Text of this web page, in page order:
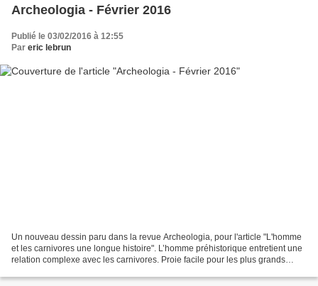
Archeologia - Février 2016
Publié le 03/02/2016 à 12:55
Par eric lebrun
Un nouveau dessin paru dans la revue Archeologia, pour l'article "L'homme
et les carnivores une longue histoire". L’homme préhistorique entretient une
relation complexe avec les carnivores. Proie facile pour les plus grands